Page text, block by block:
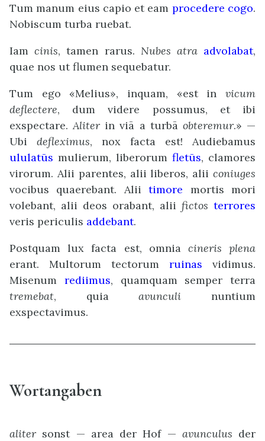
Tum manum eius capio et eam procedere cogo.
Nobiscum turba ruebat.
Iamcinis, tamen rarus. Nubes atra advolabat,
quae nos ut flumen sequebatur.
Tum ego «Melius», inquam, «est in vicum
deflectere, dum videre possumus, et ibi
exspectare.Aliter in viā a turbā obteremur.» —
Ubi defleximus, nox facta est! Audiebamus
ululatūs mulierum, liberorum fletūs, clamores
virorum. Alii parentes, alii liberos, alii coniuges
vocibus quaerebant. Aliitimore mortis mori
volebant, alii deos orabant, alii fictos terrores
veris periculis addebant.
Postquam lux facta est, omnia cineris plena
erant. Multorum tectorum ruinas vidimus.
Misenum rediimus, quamquam semper terra
tremebat, quiaavunculi nuntium
exspectavimus.
Wortangaben
aliter sonst — area der Hof — avunculus der